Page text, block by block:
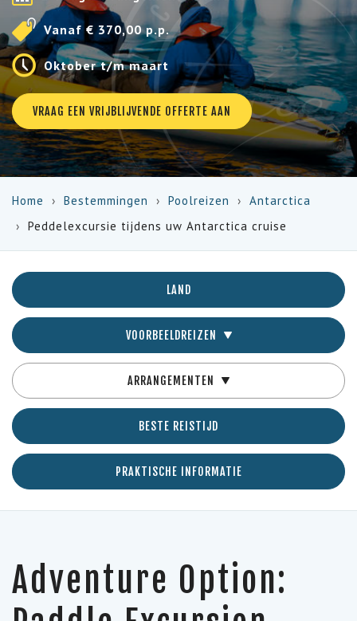
Vanaf € 370,00 p.p.
Oktober t/m maart
VRAAG EEN VRIJBLIJVENDE OFFERTE AAN
Home Bestemmingen Poolreizen
Antarctica
Peddelexcursie tijdens uw Antarctica cruise
LAND
VOORBEELDREIZEN
ARRANGEMENTEN
BESTE REISTIJD
PRAKTISCHE INFORMATIE
Adventure Option: